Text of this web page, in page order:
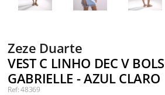
Zeze Duarte
VEST C LINHO DEC V
GABRIELLE - AZUL CLARO
Ref: 48369